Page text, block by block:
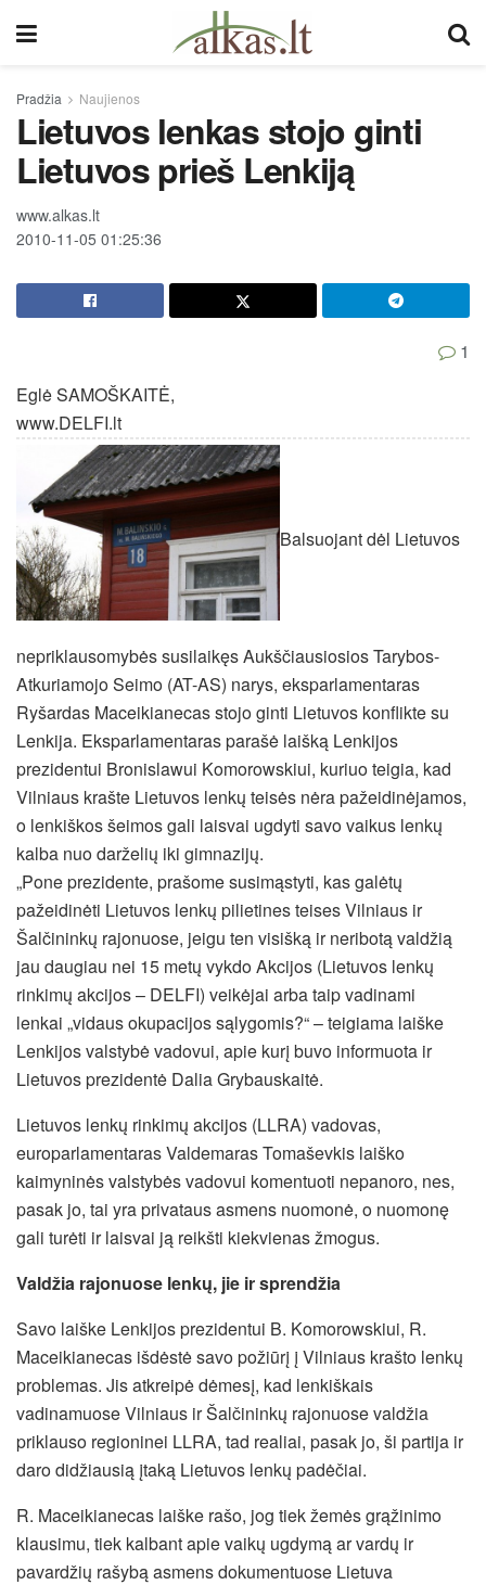
Pradžia Naujienos
Lietuvos lenkas stojo ginti
Lietuvos prieš Lenkiją
www.alkas.lt
2010-11-05 01:25:36
1
Eglė SAMOŠKAITĖ,
www.DELFI.lt
Balsuojant dėl Lietuvos
nepriklausomybės susilaikęs Aukščiausiosios Tarybos-
Atkuriamojo Seimo (AT-AS) narys, eksparlamentaras
Ryšardas Maceikianecas stojo ginti Lietuvos konflikte su
Lenkija. Eksparlamentaras parašė laišką Lenkijos
prezidentui Bronislawui Komorowskiui, kuriuo teigia, kad
Vilniaus krašte Lietuvos lenkų teisės nėra pažeidinėjamos,
o lenkiškos šeimos gali laisvai ugdyti savo vaikus lenkų
kalba nuo darželių iki gimnazijų.
„Pone prezidente, prašome susimąstyti, kas galėtų
pažeidinėti Lietuvos lenkų pilietines teises Vilniaus ir
Šalčininkų rajonuose, jeigu ten visišką ir neribotą valdžią
jau daugiau nei 15 metų vykdo Akcijos (Lietuvos lenkų
rinkimų akcijos – DELFI) veikėjai arba taip vadinami
lenkai „vidaus okupacijos sąlygomis?“ – teigiama laiške
Lenkijos valstybė vadovui, apie kurį buvo informuota ir
Lietuvos prezidentė Dalia Grybauskaitė.
Lietuvos lenkų rinkimų akcijos (LLRA) vadovas,
europarlamentaras Valdemaras Tomaševkis laiško
kaimyninės valstybės vadovui komentuoti nepanoro, nes,
pasak jo, tai yra privataus asmens nuomonė, o nuomonę
gali turėti ir laisvai ją reikšti kiekvienas žmogus.
Valdžia rajonuose lenkų, jie ir sprendžia
Savo laiške Lenkijos prezidentui B. Komorowskiui, R.
Maceikianecas išdėstė savo požiūrį į Vilniaus krašto lenkų
problemas. Jis atkreipė dėmesį, kad lenkiškais
vadinamuose Vilniaus ir Šalčininkų rajonuose valdžia
priklauso regioninei LLRA, tad realiai, pasak jo, ši partija ir
daro didžiausią įtaką Lietuvos lenkų padėčiai.
R. Maceikianecas laiške rašo, jog tiek žemės grąžinimo
klausimu, tiek kalbant apie vaikų ugdymą ar vardų ir
pavardžių rašybą asmens dokumentuose Lietuva